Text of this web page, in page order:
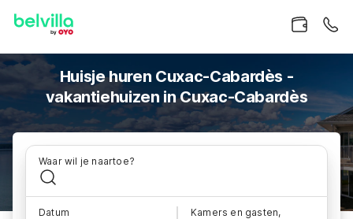
Huisje huren Cuxac-Cabardès -
vakantiehuizen in Cuxac-Cabardès
Waar wil je naartoe?
Datum Kamers en gasten,